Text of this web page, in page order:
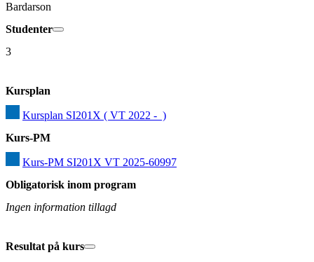
Bardarson
Studenter
3
Kursplan
Kursplan SI201X ( VT 2022 -  )
Kurs-PM
Kurs-PM SI201X VT 2025-60997
Obligatorisk inom program
Ingen information tillagd
Resultat på kurs